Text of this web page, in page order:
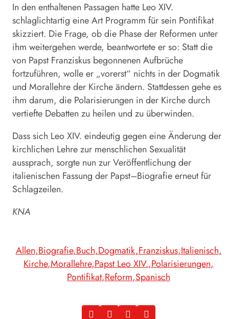
In den enthaltenen Passagen hatte Leo XIV.
schlaglichtartig eine Art Programm für sein Pontifikat
skizziert. Die Frage, ob die Phase der Reformen unter
ihm weitergehen werde, beantwortete er so: Statt die
von PapstFranziskus begonnenen Aufbrüche
fortzuführen, wolle er „vorerst“ nichts in der Dogmatik
und Morallehre der Kirche ändern. Stattdessen gehe es
ihm darum, die Polarisierungen in der Kirche durch
vertiefte Debatten zu heilen und zu überwinden.
Dass sich Leo XIV. eindeutig gegen eine Änderung der
kirchlichen Lehre zur menschlichen Sexualität
aussprach, sorgte nun zur Veröffentlichung der
italienischen Fassung der Papst–Biografieerneut für
Schlagzeilen.
KNA
Allen Biografie Buch Dogmatik Franziskus Italienisch
Kirche Morallehre Papst Leo XIV. Polarisierungen
Pontifikat Reform Spanisch